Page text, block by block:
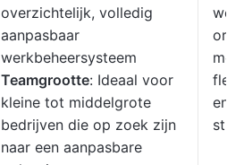
overzichtelijk, volledig
aanpasbaar
werkbeheersysteem
Teamgrootte: Ideaal voor
kleine tot middelgrote
bedrijven die op zoek zijn
naar een aanpasbare
met
en